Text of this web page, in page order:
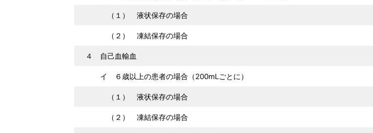
（１） 液状保存の場合
（２） 凍結保存の場合
４ 自己血輸血
イ ６歳以上の患者の場合（200mLごとに）
（１） 液状保存の場合
（２） 凍結保存の場合